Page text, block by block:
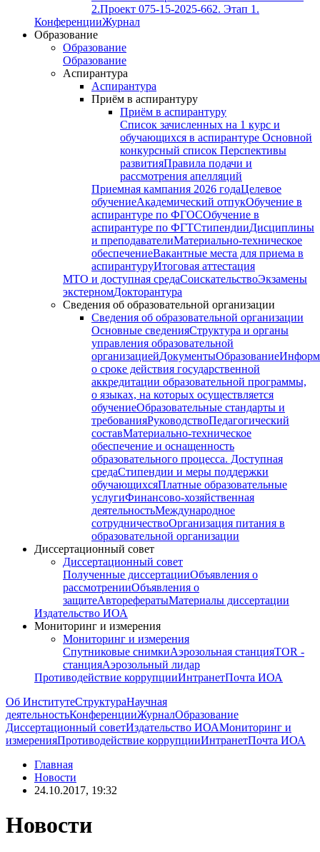
2.Проект 075-15-2025-662. Этап 1.
КонференцииЖурнал
Образование
Образование
Образование
Аспирантура
Аспирантура
Приём в аспирантуру
Приём в аспирантуру
Список зачисленных на 1 курс и
обучающихся в аспирантуре Основной
конкурсный список Перспективы
развитияПравила подачи и
рассмотрения апелляций
Приемная кампания 2026 годаЦелевое
обучениеАкадемический отпукОбучение в
аспирантуре по ФГОСОбучение в
аспирантуре по ФГТСтипендииДисциплины
и преподавателиМатериально-техническое
обеспечениеВакантные места для приема в
аспирантуруИтоговая аттестация
МТО и доступная средаСоискательствоЭкзамены
экстерномДокторантура
Сведения об образовательной организации
Сведения об образовательной организации
Основные сведенияСтруктура и органы
управления образовательной
организациейДокументыОбразование
о сроке действия государственной
аккредитации образовательной программы,
о языках, на которых осуществляется
обучениеОбразовательные стандарты и
требованияРуководствоПедагогический
составМатериально-техническое
обеспечение и оснащенность
образовательного процесса. Доступная
средаСтипендии и меры поддержки
обучающихсяПлатные образовательные
услугиФинансово-хозяйственная
деятельностьМеждународное
сотрудничествоОрганизация питания в
образовательной организации
Диссертационный совет
Диссертационный совет
Полученные диссертацииОбъявления о
рассмотренииОбъявления о
защитеАвторефератыМатериалы диссертации
Издательство ИОА
Мониторинг и измерения
Мониторинг и измерения
Спутниковые снимкиАэрозольная станцияTOR -
станцияАэрозольный лидар
Противодействие коррупцииИнтранетПочта ИОА
Об ИнститутеСтруктураНаучная
деятельностьКонференцииЖурналОбразование
Диссертационный советИздательство ИОАМониторинг и
измеренияПротиводействие коррупцииИнтранетПочта ИОА
Главная
Новости
24.10.2017, 19:32
Новости